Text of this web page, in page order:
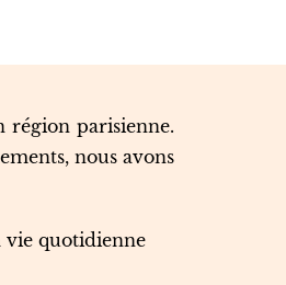
région parisienne.
nous avons
vie quotidienne